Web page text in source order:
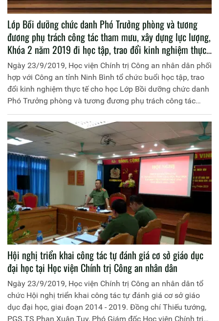
Lớp Bồi dưỡng chức danh Phó Trưởng phòng và tương
đương phụ trách công tác tham mưu, xây dựng lực lượng,
Khóa 2 năm 2019 đi học tập, trao đổi kinh nghiệm thực
tế tại Công an tỉnh Ninh Bình
Ngày 23/9/2019, Học viện Chính trị Công an nhân dân phối
hợp với Công an tỉnh Ninh Bình tổ chức buổi học tập, trao
đổi kinh nghiệm thực tế cho học Lớp Bồi dưỡng chức danh
Phó Trưởng phòng và tương đương phụ trách công tác
tham mưu, xây dựng lực lượng, Khóa 2 năm 2019 tại Công
an tỉnh Ninh Bình. Đồng chí Thiếu tướng Dương Như Hồng,
Phó Giám đốc Học viện Chính trị Công an nhân dân chủ trì
buổi học tập
Hội nghị triển khai công tác tự đánh giá cơ sở giáo dục
đại học tại Học viện Chính trị Công an nhân dân
Ngày 23/9/2019, Học viện Chính trị Công an nhân dân tổ
chức Hội nghị triển khai công tác tự đánh giá cơ sở giáo
dục đại học, giai đoạn 2014 - 2019. Đồng chí Thiếu tướng,
PGS.TS Phan Xuân Tuy, Phó Giám đốc Học viện Chính trị